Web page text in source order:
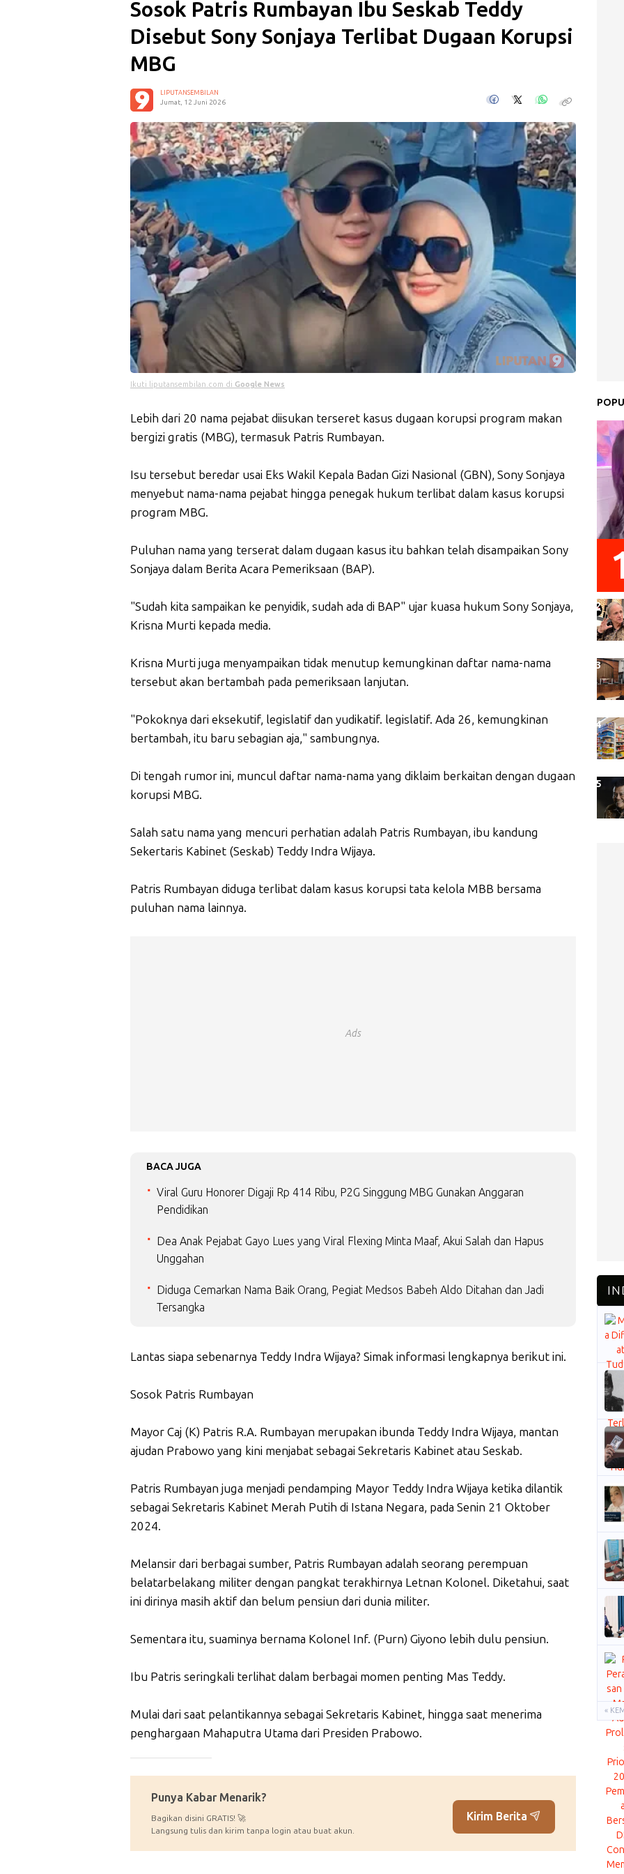
Sosok Patris Rumbayan Ibu Seskab Teddy
Disebut Sony Sonjaya Terlibat Dugaan Korupsi
MBG
LIPUTANSEMBILAN
Jumat, 12 Juni 2026
Ikuti liputansembilan.com di Google News
Lebih dari 20 nama pejabat diisukan terseret kasus dugaan korupsi program makan
bergizi gratis (MBG), termasuk Patris Rumbayan.
Isu tersebut beredar usai Eks Wakil Kepala Badan Gizi Nasional (GBN), Sony Sonjaya
menyebut nama-nama pejabat hingga penegak hukum terlibat dalam kasus korupsi
program MBG.
Puluhan nama yang terserat dalam dugaan kasus itu bahkan telah disampaikan Sony
Sonjaya dalam Berita Acara Pemeriksaan (BAP).
"Sudah kita sampaikan ke penyidik, sudah ada di BAP" ujar kuasa hukum Sony Sonjaya,
Krisna Murti kepada media.
Krisna Murti juga menyampaikan tidak menutup kemungkinan daftar nama-nama
tersebut akan bertambah pada pemeriksaan lanjutan.
"Pokoknya dari eksekutif, legislatif dan yudikatif. legislatif. Ada 26, kemungkinan
bertambah, itu baru sebagian aja," sambungnya.
Di tengah rumor ini, muncul daftar nama-nama yang diklaim berkaitan dengan dugaan
korupsi MBG.
Salah satu nama yang mencuri perhatian adalah Patris Rumbayan, ibu kandung
Sekertaris Kabinet (Seskab) Teddy Indra Wijaya.
Patris Rumbayan diduga terlibat dalam kasus korupsi tata kelola MBB bersama
puluhan nama lainnya.
Ads
BACA JUGA
Viral Guru Honorer Digaji Rp 414 Ribu, P2G Singgung MBG Gunakan Anggaran
Pendidikan
Dea Anak Pejabat Gayo Lues yang Viral Flexing Minta Maaf, Akui Salah dan Hapus
Unggahan
Diduga Cemarkan Nama Baik Orang, Pegiat Medsos Babeh Aldo Ditahan dan Jadi
Tersangka
Lantas siapa sebenarnya Teddy Indra Wijaya? Simak informasi lengkapnya berikut ini.
Sosok Patris Rumbayan
Mayor Caj (K) Patris R.A. Rumbayan merupakan ibunda Teddy Indra Wijaya, mantan
ajudan Prabowo yang kini menjabat sebagai Sekretaris Kabinet atau Seskab.
Patris Rumbayan juga menjadi pendamping Mayor Teddy Indra Wijaya ketika dilantik
sebagai Sekretaris Kabinet Merah Putih di Istana Negara, pada Senin 21 Oktober
2024.
Melansir dari berbagai sumber, Patris Rumbayan adalah seorang perempuan
belatarbelakang militer dengan pangkat terakhirnya Letnan Kolonel. Diketahui, saat
ini dirinya masih aktif dan belum pensiun dari dunia militer.
Sementara itu, suaminya bernama Kolonel Inf. (Purn) Giyono lebih dulu pensiun.
Ibu Patris seringkali terlihat dalam berbagai momen penting Mas Teddy.
Mulai dari saat pelantikannya sebagai Sekretaris Kabinet, hingga saat menerima
penghargaan Mahaputra Utama dari Presiden Prabowo.
Punya Kabar Menarik?
Bagikan disini GRATIS! 🚀
Langsung tulis dan kirim tanpa login atau buat akun.
Kirim Berita
«